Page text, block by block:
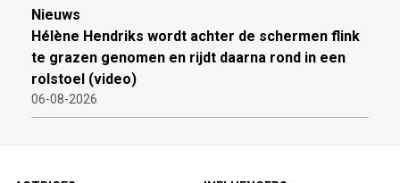
Nieuws
Hélène Hendriks wordt achter de schermen flink
te grazen genomen en rijdt daarna rond in een
rolstoel (video)
06-08-2026